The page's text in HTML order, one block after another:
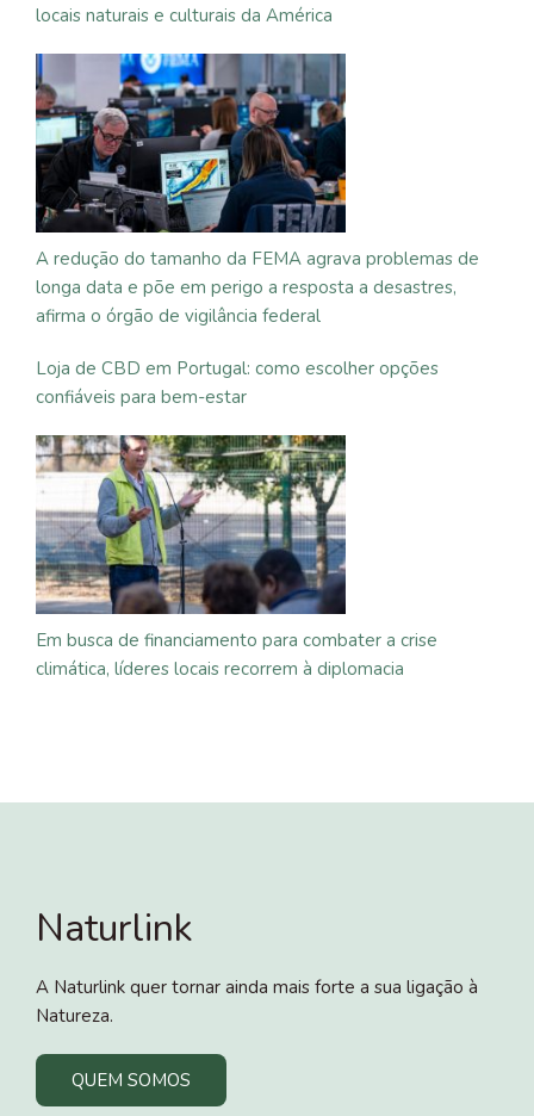
locais naturais e culturais da América
A redução do tamanho da FEMA agrava problemas de
longa data e põe em perigo a resposta a desastres,
afirma o órgão de vigilância federal
Loja de CBD em Portugal: como escolher opções
confiáveis para bem-estar
Em busca de financiamento para combater a crise
climática, líderes locais recorrem à diplomacia
Naturlink
A Naturlink quer tornar ainda mais forte a sua ligação à
Natureza.
QUEM SOMOS